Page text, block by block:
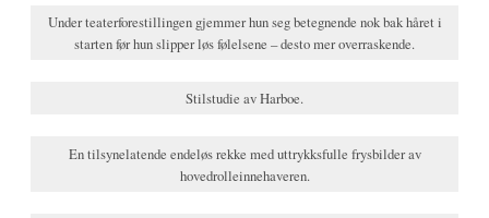
Under teaterforestillingen gjemmer hun seg betegnende nok bak håret i
starten før hun slipper løs følelsene – desto mer overraskende.
Stilstudie av Harboe.
En tilsynelatende endeløs rekke med uttrykksfulle frysbilder av
hovedrolleinnehaveren.